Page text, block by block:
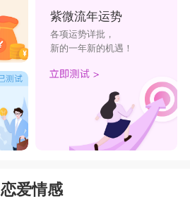
许好悦
许戟娜 许凤英
许琳宣 许良文
紫微流年运势
各项运势详批，
新的一年新的机遇！
恋爱情感